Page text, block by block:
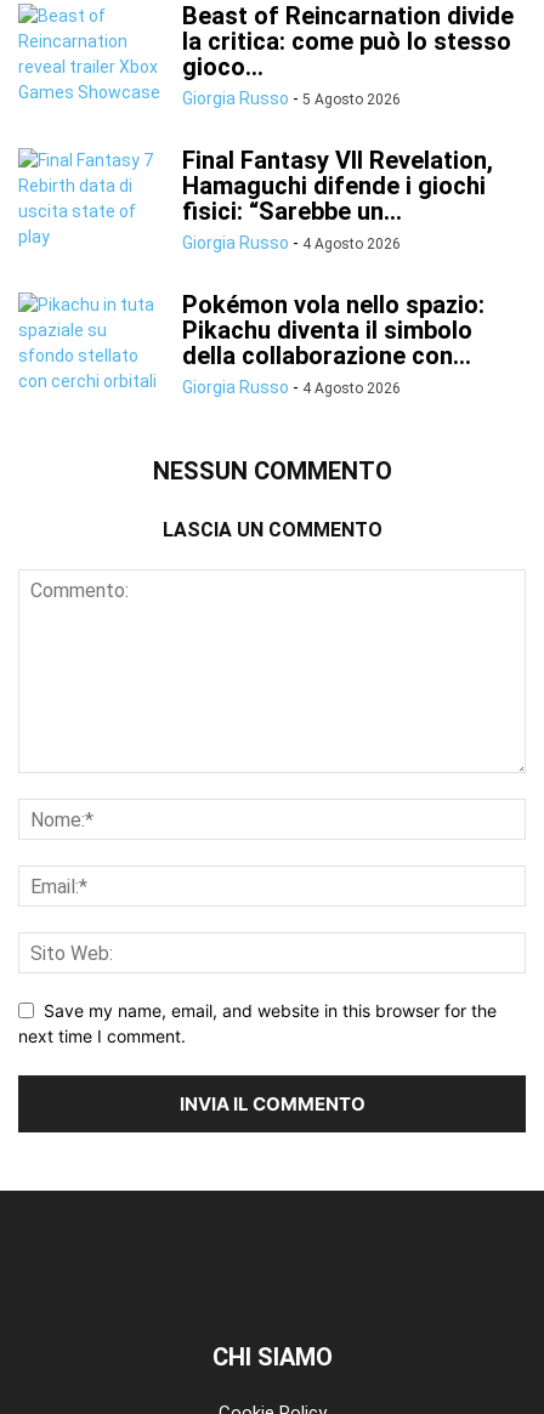
Beast of Reincarnation divide
la critica: come può lo stesso
gioco...
Giorgia Russo - 5 Agosto 2026
Final Fantasy VII Revelation,
Hamaguchi difende i giochi
fisici: “Sarebbe un...
Giorgia Russo - 4 Agosto 2026
Pokémon vola nello spazio:
Pikachu diventa il simbolo
della collaborazione con...
Giorgia Russo - 4 Agosto 2026
NESSUN COMMENTO
LASCIA UN COMMENTO
Save my name, email, and website in this browser for the
next time I comment.
CHI SIAMO